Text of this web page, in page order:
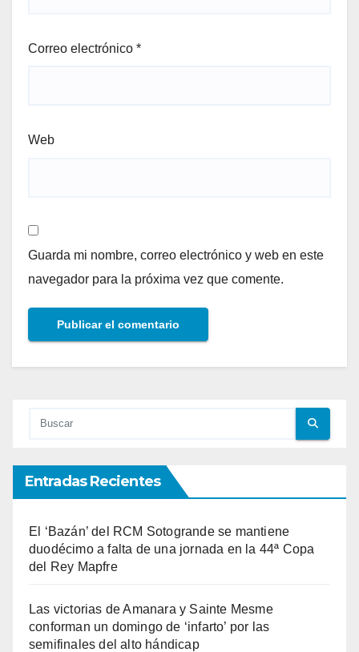
Correo electrónico *
Web
Guarda mi nombre, correo electrónico y web en este
navegador para la próxima vez que comente.
Entradas Recientes
El ‘Bazán’ del RCM Sotogrande se mantiene
duodécimo a falta de una jornada en la 44ª Copa
del Rey Mapfre
Las victorias de Amanara y Sainte Mesme
conforman un domingo de ‘infarto’ por las
semifinales del alto hándicap